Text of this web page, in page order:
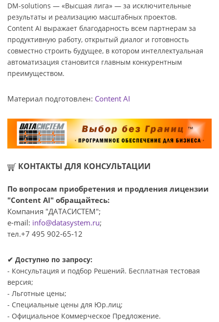
DM-solutions — «Высшая лига» — за исключительные
результаты и реализацию масштабных проектов.
Content AI выражает благодарность всем партнерам за
продуктивную работу, открытый диалог и готовность
совместно строить будущее, в котором интеллектуальная
автоматизация становится главным конкурентным
преимуществом.
Материал подготовлен: Content AI
КОНТАКТЫ ДЛЯ КОНСУЛЬТАЦИИ
По вопросам приобретения и продления лицензии
"Content AI" обращайтесь:
Компания "ДАТАСИСТЕМ";
e-mail: info@datasystem.ru;
тел.+7 495 902-65-12
✔ Доступно по запросу:
- Консультация и подбор Решений. Бесплатная тестовая
версия;
- Льготные цены;
- Специальные цены для Юр.лиц;
- Официальное Коммерческое Предложение.